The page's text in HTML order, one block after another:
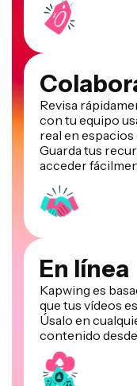
Revisa
con tu equipo
real en
Guarda tus
acceder
En línea
Kapwing es
que tus vídeos
Úsalo en
contenido